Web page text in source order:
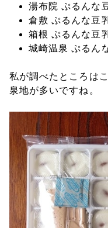
湯布院 ぷるんな
倉敷 ぷるんな豆
箱根 ぷるんな豆
城崎温泉 ぷるん
私が調べたところは
泉地が多いですね。